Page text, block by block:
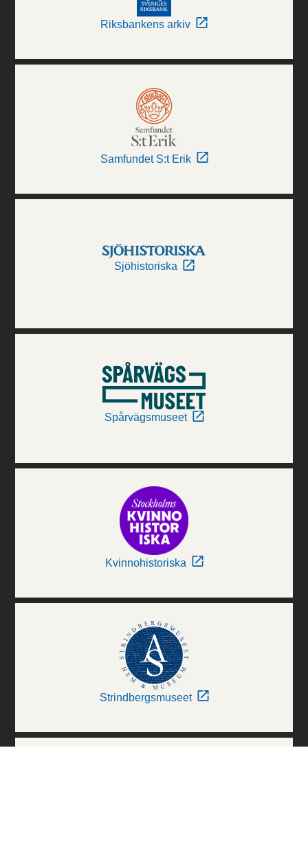
Riksbankens arkiv
Samfundet S:t Erik
Sjöhistoriska
Spårvägsmuseet
Kvinnohistoriska
Strindbergsmuseet